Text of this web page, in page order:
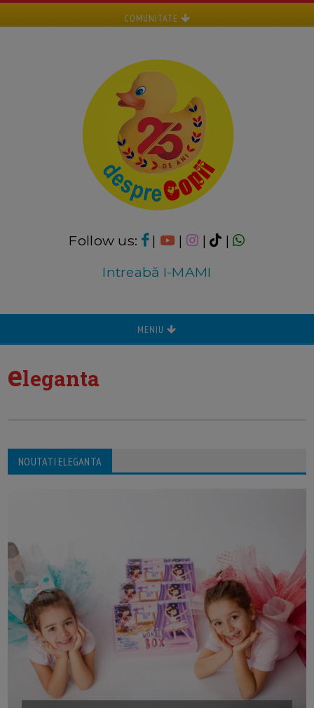
COMUNITATE
Follow us: | | |
|
Intreabă I-MAMI
MENIU
eleganta
NOUTATI ELEGANTA